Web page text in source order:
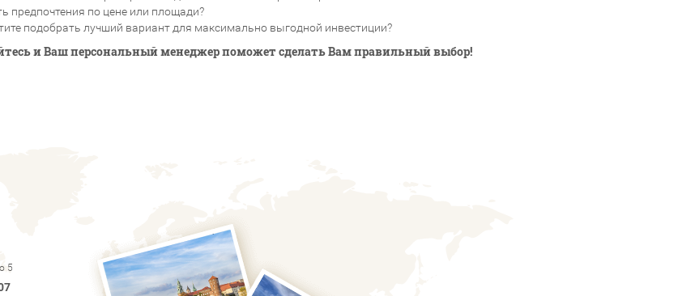
предпочтения по цене или площади?
подобрать лучший вариант для максимально выгодной инвестиции?
и Ваш персональный менеджер поможет сделать Вам правильный выбор!
5